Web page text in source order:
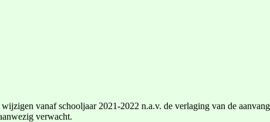
vanaf schooljaar 2021-2022 n.a.v. de verlaging van de
verwacht.